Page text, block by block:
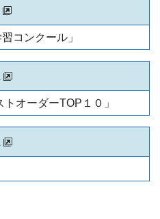
コンクール」
オーダーTOP１０」